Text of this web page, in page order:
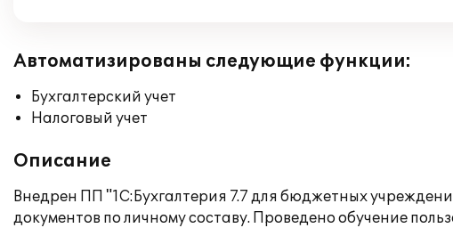
Автоматизированы следующие функции:
Бухгалтерский учет
Налоговый учет
Описание
Внедрен ПП "1С:Бухгалтерия 7.7 для бюджетных
документов по личному составу. Проведено обучение